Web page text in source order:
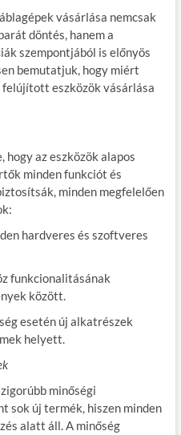
vásárlása nemcsak
döntés, hanem a
szempontjából is előnyös
bemutatjuk, hogy miért
eszközök vásárlása
hogy az eszközök alapos
minden funkciót és
minden megfelelően
hardveres és szoftveres
funkcionalitásának
között.
esetén új alkatrészek
helyett.
minőségi
sok új termék, hiszen minden
alatt áll. A minőség